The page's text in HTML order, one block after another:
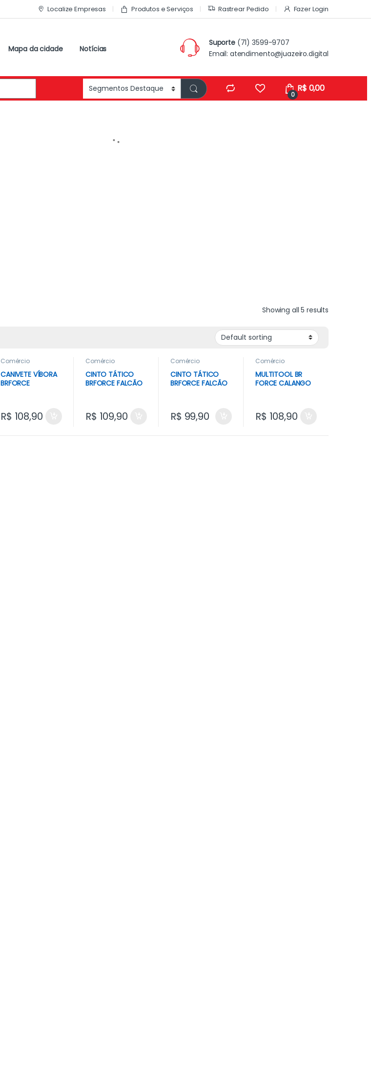
Localize Empresas Produtos e Serviços Rastrear Pedido Fazer Login
Mapa da cidade Notícias
Suporte(71) 3599-9707
Email: atendimento@juazeiro.digital
0
R$ 0,00
Showing all 5 results
Comércio
CANIVETE VÍBORA
BRFORCE
R$ 108,90
Comércio
CINTO TÁTICO
BRFORCE FALCÃO
R$ 109,90
Comércio
CINTO TÁTICO
BRFORCE FALCÃO
R$ 99,90
Comércio
MULTITOOL BR
FORCE CALANGO
R$ 108,90